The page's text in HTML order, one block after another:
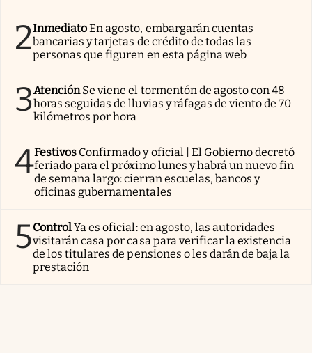
2InmediatoEn agosto, embargarán cuentas
bancarias y tarjetas de crédito de todas las
personas que figuren en esta página web
3AtenciónSe viene el tormentón de agosto con 48
horas seguidas de lluvias y ráfagas de viento de 70
kilómetros por hora
4Festivos Confirmado y oficial | El Gobierno decretó
feriado para el próximo lunes y habrá un nuevo fin
de semana largo: cierran escuelas, bancos y
oficinas gubernamentales
5ControlYa es oficial: en agosto, las autoridades
visitarán casa por casa para verificar la existencia
de los titulares de pensiones o les darán de baja la
prestación